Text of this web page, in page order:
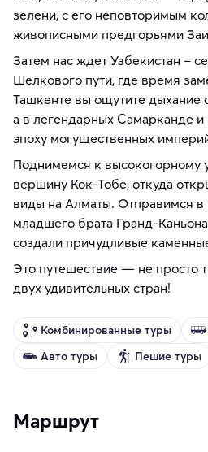
зелени, с его неповторимым
живописными предгорьями
Затем нас ждет Узбекистан –
Шелкового пути, где время
Ташкенте вы ощутите дыхание
а в легендарных Самарканде и
эпоху могущественных
Поднимемся к высокогорному
вершину Кок-Тобе, откуда
виды на Алматы. Отправимся
младшего брата Гранд-
создали причудливые
Это путешествие — не просто
двух удивительных стран!
Комбинированные туры
Авто туры
Пешие туры
Маршрут